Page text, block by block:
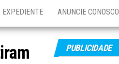
EXPEDIENTE ANUNCIE CONOSCO
PUBLICIDADE